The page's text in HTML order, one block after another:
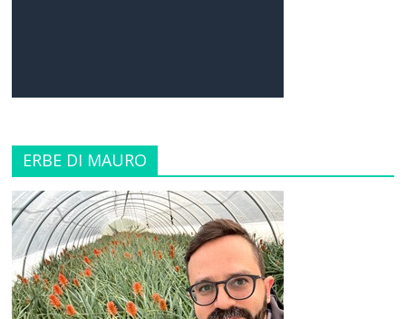
ERBE DI MAURO